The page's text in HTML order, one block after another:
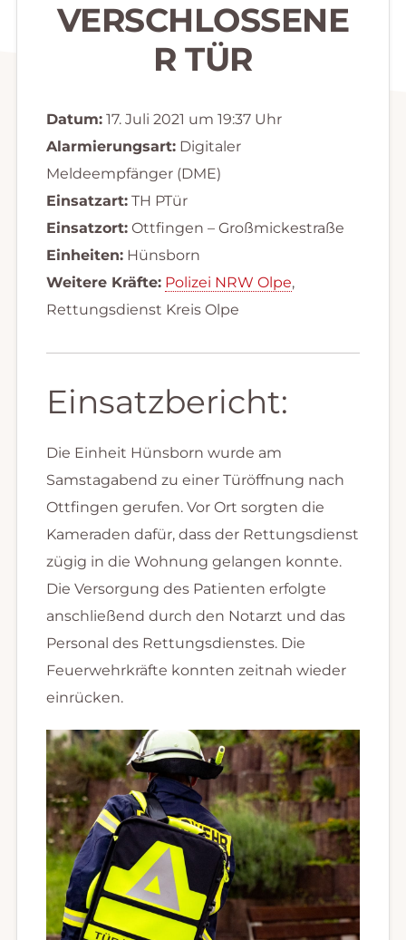
VERSCHLOSSENE
R TÜR
Datum:17. Juli 2021 um 19:37 Uhr
Alarmierungsart:Digitaler
Meldeempfänger (DME)
Einsatzart:TH PTür
Einsatzort:Ottfingen – Großmickestraße
Einheiten:Hünsborn
Weitere Kräfte: Polizei NRW Olpe,
Rettungsdienst Kreis Olpe
Einsatzbericht:
Die Einheit Hünsborn wurde am
Samstagabend zu einer Türöffnung nach
Ottfingen gerufen. Vor Ort sorgten die
Kameraden dafür, dass der Rettungsdienst
zügig in die Wohnung gelangen konnte.
Die Versorgung des Patienten erfolgte
anschließend durch den Notarzt und das
Personal des Rettungsdienstes. Die
Feuerwehrkräfte konnten zeitnah wieder
einrücken.